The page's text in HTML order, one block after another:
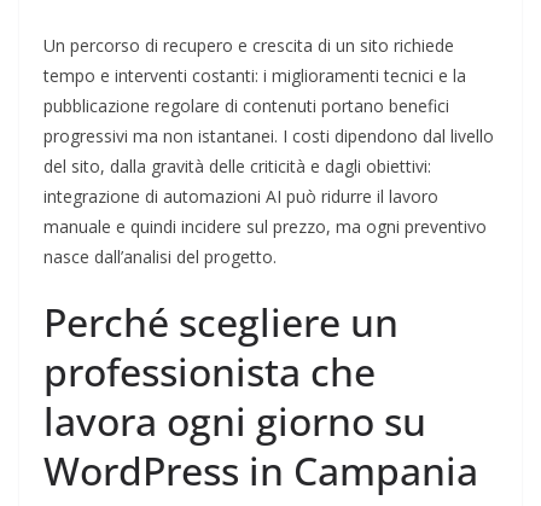
Un percorso di recupero e crescita di un sito richiede
tempo e interventi costanti: i miglioramenti tecnici e la
pubblicazione regolare di contenuti portano benefici
progressivi ma non istantanei. I costi dipendono dal livello
del sito, dalla gravità delle criticità e dagli obiettivi:
integrazione di automazioni AI può ridurre il lavoro
manuale e quindi incidere sul prezzo, ma ogni preventivo
nasce dall’analisi del progetto.
Perché scegliere un
professionista che
lavora ogni giorno su
WordPress in Campania